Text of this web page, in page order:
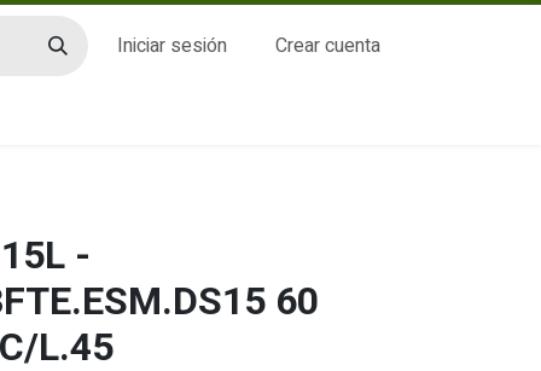
Iniciar sesión Crear cuenta
-
60
L.45